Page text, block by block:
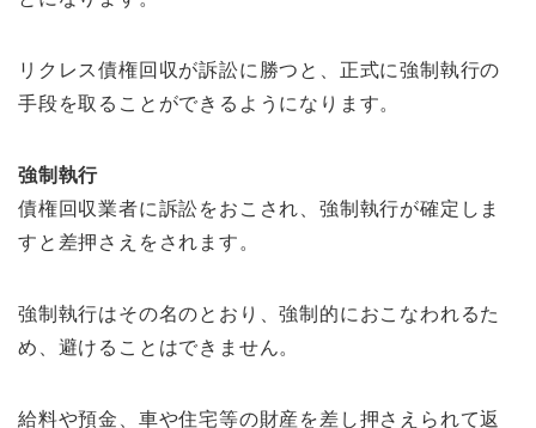
リクレス債権回収が訴訟に勝つと、正式に強制執行の
手段を取ることができるようになります。
強制執行
債権回収業者に訴訟をおこされ、強制執行が確定しま
すと差押さえをされます。
強制執行はその名のとおり、強制的におこなわれるた
め、避けることはできません。
給料や預金、車や住宅等の財産を差し押さえられて返